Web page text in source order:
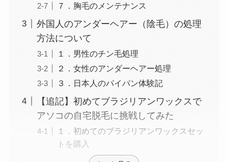
７．胸毛のメンテナンス
外国人のアンダーヘアー（陰毛）の処理
方法について
１．男性のチン毛処理
２．女性のアンダーヘアー処理
３．日本人のパイパン体験記
【追記】初めてブラジリアンワックスで
アソコの自宅脱毛に挑戦してみた
１．初めてのブラジリアンワックスセッ
トを購入